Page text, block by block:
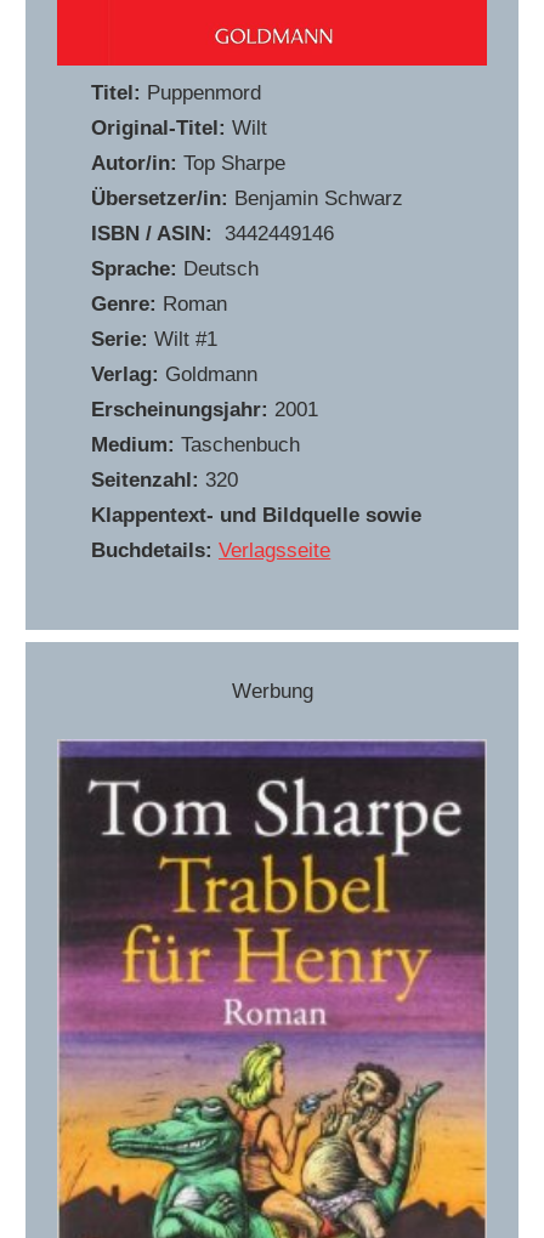
Titel: Puppenmord
Original-Titel: Wilt
Autor/in: Top Sharpe
Übersetzer/in: Benjamin Schwarz
ISBN / ASIN:
‎ 3442449146
Sprache: Deutsch
Genre: Roman
Serie:Wilt #1
Verlag: Goldmann
Erscheinungsjahr: 2001
Medium: Taschenbuch
Seitenzahl:320
Klappentext- und Bildquelle sowie
Buchdetails: Verlagsseite
Werbung